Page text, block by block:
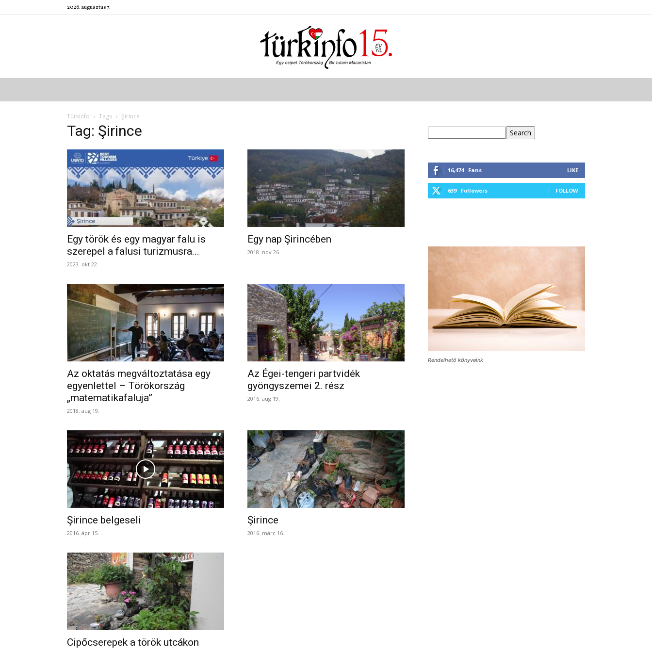
2026. augusztus 7.
Türkinfo
Türkinfo Tags Şirince
Tag: Şirince
Egy török és egy magyar falu is
szerepel a falusi turizmusra...
2023. okt 22.
Egy nap Şirincében
2018. nov 26.
Az oktatás megváltoztatása egy
egyenlettel – Törökország
„matematikafaluja”
2018. aug 19.
Az Égei-tengeri partvidék
gyöngyszemei 2. rész
2016. aug 19.
Şirince belgeseli
2016. ápr 15.
Şirince
2016. márc 16.
Cipőcserepek a török utcákon
Search
16,474 Fans LIKE
639 Followers FOLLOW
Rendelhető könyveink